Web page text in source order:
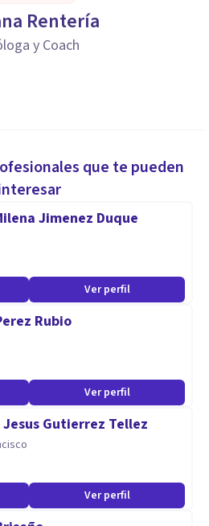
Rentería
y Coach
que te pueden
Jimenez Duque
Ver perfil
Rubio
Ver perfil
Jesus Gutierrez Tellez
Ver perfil